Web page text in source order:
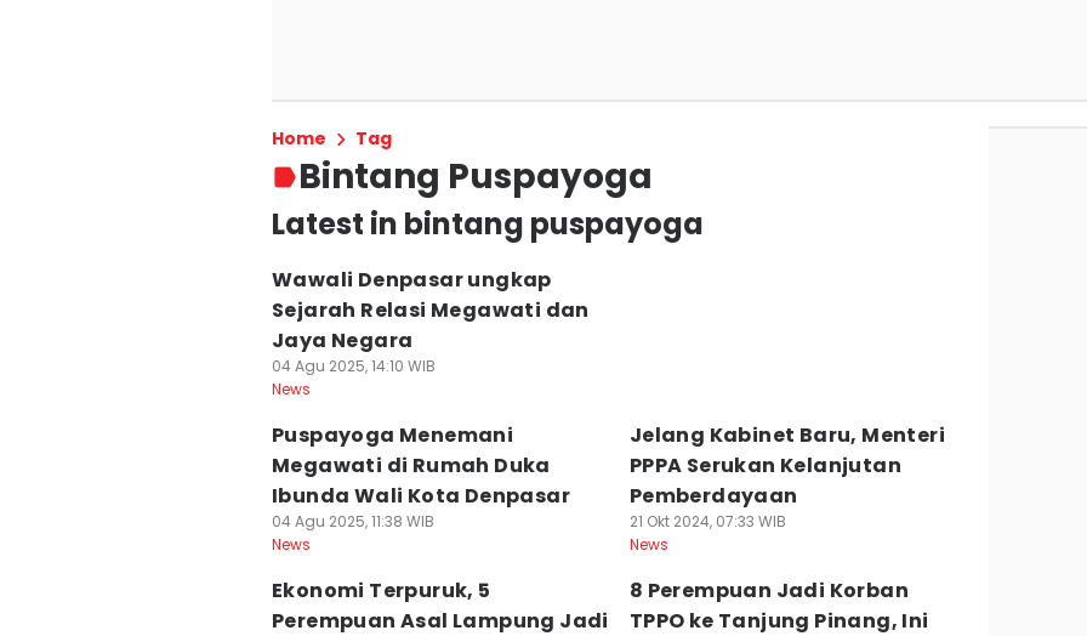
Home Tag
Bintang Puspayoga
Latest in bintang puspayoga
Wawali Denpasar ungkap
Sejarah Relasi Megawati dan
Jaya Negara
04 Agu 2025, 14:10 WIB
News
Puspayoga Menemani
Megawati di Rumah Duka
Ibunda Wali Kota Denpasar
04 Agu 2025, 11:38 WIB
News
Jelang Kabinet Baru, Menteri
PPPA Serukan Kelanjutan
Pemberdayaan
21 Okt 2024, 07:33 WIB
News
Ekonomi Terpuruk, 5
Perempuan Asal Lampung Jadi
8 Perempuan Jadi Korban
TPPO ke Tanjung Pinang, Ini